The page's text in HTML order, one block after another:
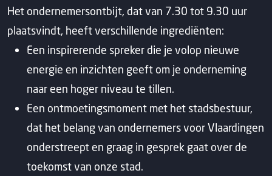
Het ondernemersontbijt, dat van 7.30 tot 9.30 uur
plaatsvindt, heeft verschillende ingrediënten:
Een inspirerende spreker die je volop nieuwe
energie en inzichten geeft om je onderneming
naar een hoger niveau te tillen.
Een ontmoetingsmoment met het stadsbestuur,
dat het belang van ondernemers voor Vlaardingen
onderstreept en graag in gesprek gaat over de
toekomst van onze stad.